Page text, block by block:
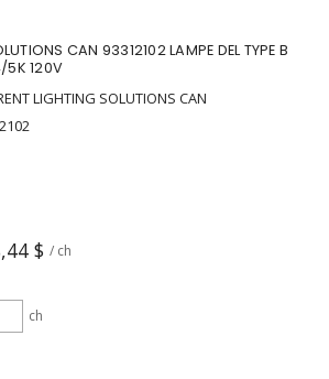
CAN 93312102 LAMPE DEL TYPE B
5K 120V
LIGHTING SOLUTIONS CAN
$ / ch
ch